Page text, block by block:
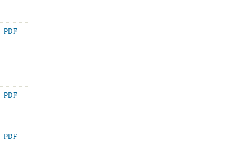
PDF
PDF
PDF